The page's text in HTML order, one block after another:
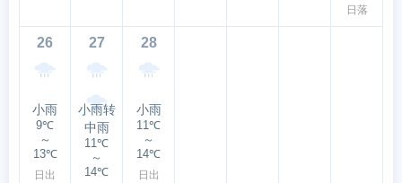
日落
26
小雨
9℃
～
13℃
日出
27
小雨转
中雨
11℃
～
14℃
28
小雨
11℃
～
14℃
日出